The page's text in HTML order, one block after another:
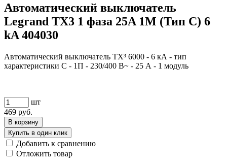
Автоматический выключатель
Legrand TX3 1 фаза 25A 1М (Тип C) 6
kA 404030
Автоматический выключатель TX³ 6000 - 6 кА - тип
характеристики C - 1П - 230/400 В~ - 25 А - 1 модуль
шт
469 руб.
В корзину
Купить в один клик
Добавить к сравнению
Отложить товар